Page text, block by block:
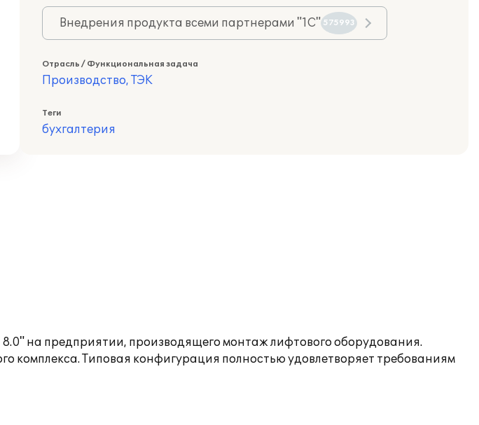
Внедрения продукта всеми партнерами "1С" 575993
Отрасль / Функциональная задача
Производство, ТЭК
Теги
бухгалтерия
на предприятии, производящего монтаж лифтового оборудования.
комплекса. Типовая конфигурация полностью удовлетворяет требованиям